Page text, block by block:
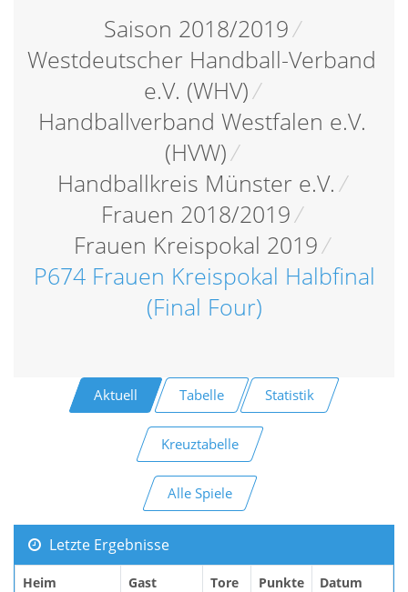
Saison 2018/2019/
Westdeutscher Handball-Verband
e.V. (WHV)/
Handballverband Westfalen e.V.
(HVW)/
Handballkreis Münster e.V./
Frauen 2018/2019/
Frauen Kreispokal 2019/
P674 Frauen Kreispokal Halbfinal
(Final Four)
Aktuell Tabelle Statistik
Kreuztabelle
Alle Spiele
Letzte Ergebnisse
Heim Gast Tore Punkte Datum